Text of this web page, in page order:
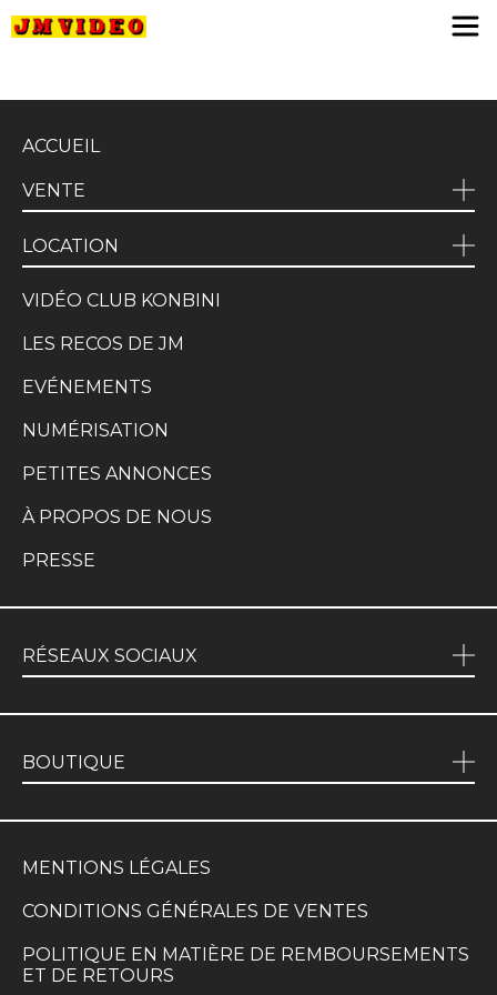
ACCUEIL
VENTE
LOCATION
VIDÉO CLUB KONBINI
LES RECOS DE JM
EVÉNEMENTS
NUMÉRISATION
PETITES ANNONCES
À PROPOS DE NOUS
PRESSE
RÉSEAUX SOCIAUX
BOUTIQUE
MENTIONS LÉGALES
CONDITIONS GÉNÉRALES DE VENTES
POLITIQUE EN MATIÈRE DE REMBOURSEMENTS
ET DE RETOURS